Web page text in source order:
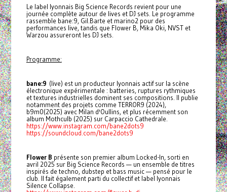
Le label lyonnais Big Science Records revient pour une
journée complète autour de lives et DJ sets. Le programme
rassemble bane:9, Gil.Barte et marino2 pour des
performances live, tandis que Flower B, Mika Oki, NVST et
Warzou assureront les DJ sets.
Programme:
bane:9 (live) est un producteur lyonnais actif sur la scène
électronique expérimentale : batteries, ruptures rythmiques
et textures industrielles dominent ses compositions. Il publie
notamment des projets comme TERROR9 (2024),
b9m0(2025) avec Milan d'Oullins, et plus récemment son
album Mothculb (2025) sur Carpaccio Cathedrale.
https://www.instagram.com/bane2dots9
https://soundcloud.com/bane2dots9
Flower B présente son premier album Locked-In, sorti en
avril 2025 sur Big Science Records — un ensemble de titres
inspirés de techno, dubstep et bass music — pensé pour le
club. Il fait également parti du collectif et label lyonnais
Silence Collapse.